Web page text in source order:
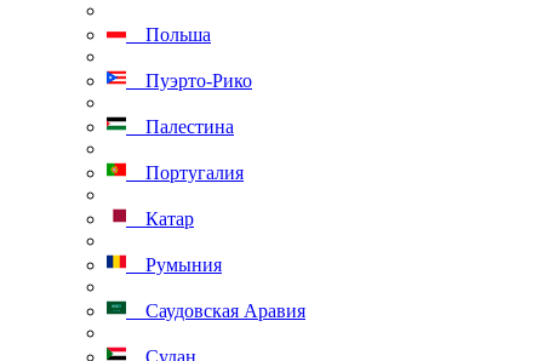
Польша
Пуэрто-Рико
Палестина
Португалия
Катар
Румыния
Саудовская Аравия
Судан